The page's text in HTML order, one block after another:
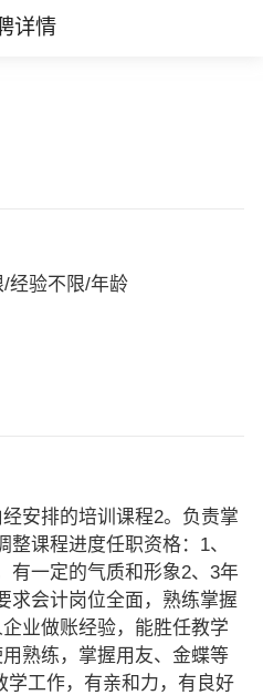
详情
经验不限/年龄
安排的培训课程2。负责掌
课程进度任职资格：1、
有一定的气质和形象2、3年
求会计岗位全面，熟练掌握
业做账经验，能胜任教学
熟练，掌握用友、金蝶等
学工作，有亲和力，有良好